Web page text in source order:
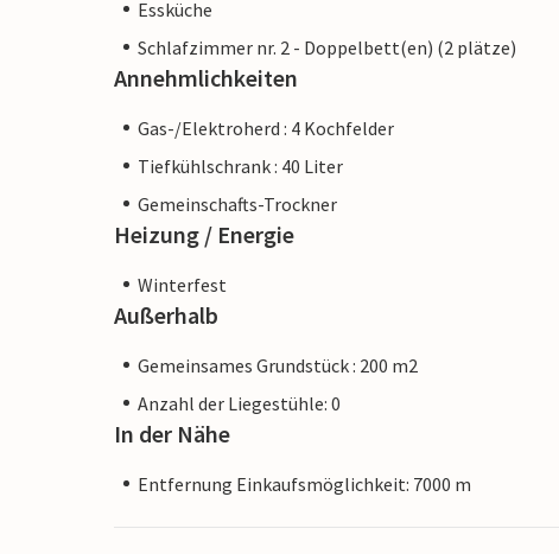
Essküche
Schlafzimmer nr. 2 - Doppelbett(en) (2 plätze)
Annehmlichkeiten
Gas-/Elektroherd : 4 Kochfelder
Tiefkühlschrank : 40 Liter
Gemeinschafts-Trockner
Heizung / Energie
Winterfest
Außerhalb
Gemeinsames Grundstück : 200 m2
Anzahl der Liegestühle: 0
In der Nähe
Entfernung Einkaufsmöglichkeit: 7000 m